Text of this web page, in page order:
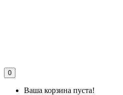
0
Ваша корзина пуста!